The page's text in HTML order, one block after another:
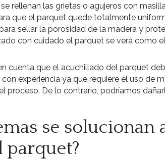
rellenan las grietas o agujeros con
que el parquet quede totalmente
sellar la porosidad de la madera y
con cuidado el parquet se verá como
cuenta que el acuchillado del parquet
experiencia ya que requiere el uso de
proceso. De lo contrario, podríamos
se solucionan
parquet?